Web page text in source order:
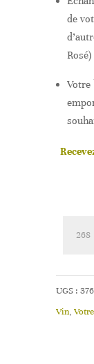
de
Rosé)
Votre
Solo
UGS :
Vin,